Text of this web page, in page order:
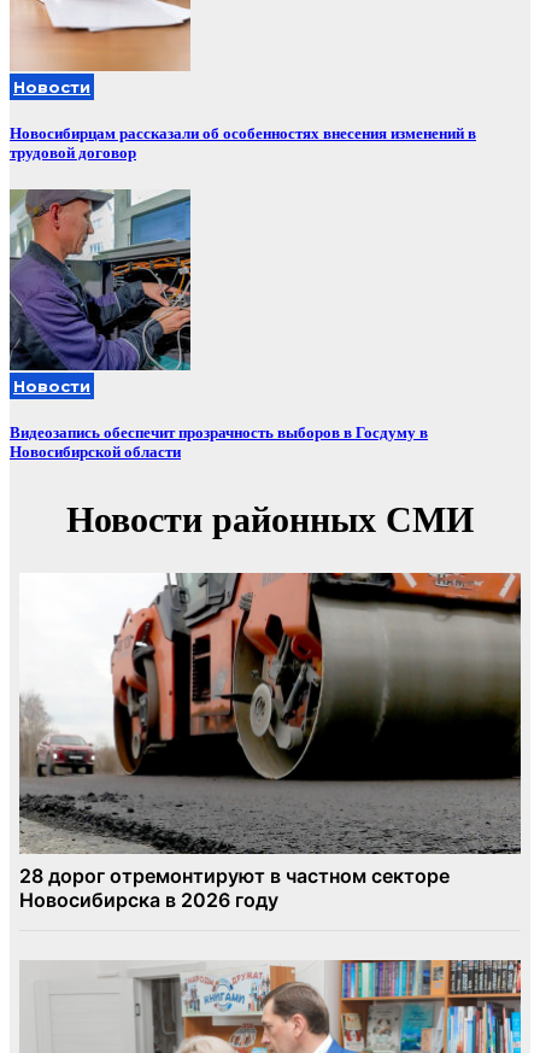
Новости
Новосибирцам рассказали об особенностях внесения изменений в
трудовой договор
Новости
Видеозапись обеспечит прозрачность выборов в Госдуму в
Новосибирской области